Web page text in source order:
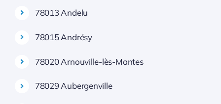
78013 Andelu
78015 Andrésy
78020 Arnouville-lès-Mantes
78029 Aubergenville